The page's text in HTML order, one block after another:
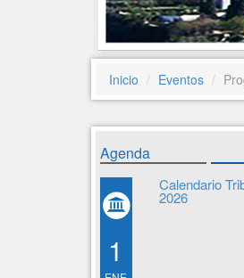
Inicio Eventos
Agenda
1
Calendario
2026